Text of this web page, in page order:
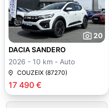
20
17 490 €
DACIA SANDERO
2026 - 10 km - Auto
COUZEIX (87270)